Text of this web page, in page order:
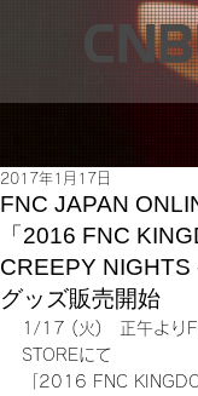
FNC JAPAN
「2016 FNC
CREEPY NIGHTS
グッズ販売開始
2017年1月17日
1/17 (火)　正午より
STOREにて
「2016 FNC